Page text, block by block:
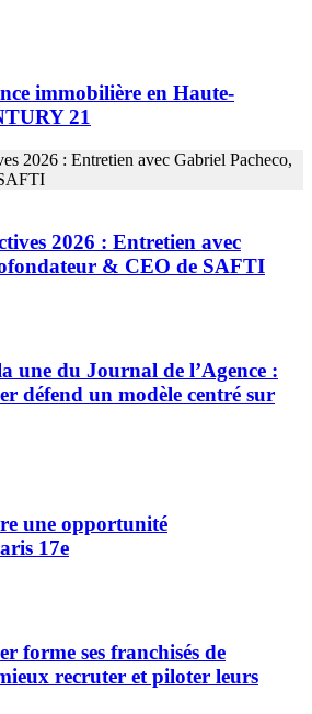
immobilière en Haute-
21
2026 : Entretien avec
& CEO de SAFTI
une du Journal de l’Agence :
défend un modèle centré sur
une opportunité
17e
forme ses franchisés de
recruter et piloter leurs